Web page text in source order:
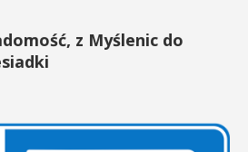
z Myślenic do